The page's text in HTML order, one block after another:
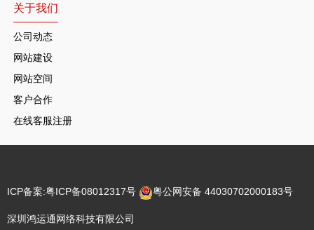
关于我们
公司动态
网站建设
网站空间
客户合作
在线客服注册
ICP备案:粤ICP备08012317号 粤公网安备 44030702000183号
深圳鸿运通网络科技有限公司